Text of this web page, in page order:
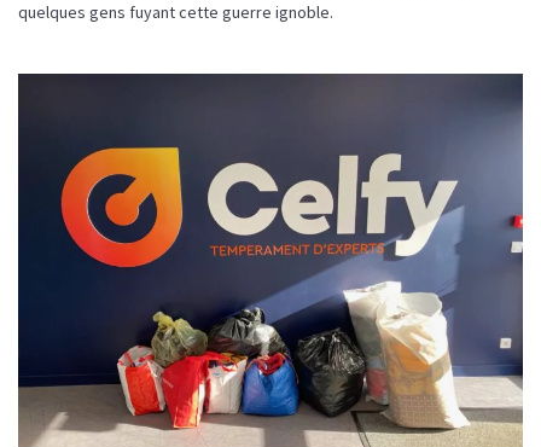
quelques gens fuyant cette guerre ignoble.